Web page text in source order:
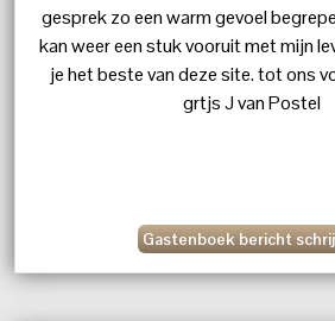
gesprek zo een warm gevoel
kan weer een stuk vooruit met mijn
je het beste van deze site. tot ons
grtjs J van Postel
Gastenboek bericht